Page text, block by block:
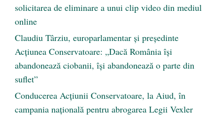
solicitarea de eliminare a unui clip video din mediul
online
Claudiu Târziu, europarlamentar și președinte
Acțiunea Conservatoare: „Dacă România își
abandonează ciobanii, își abandonează o parte din
suflet”
Conducerea Acțiunii Conservatoare, la Aiud, în
campania națională pentru abrogarea Legii Vexler